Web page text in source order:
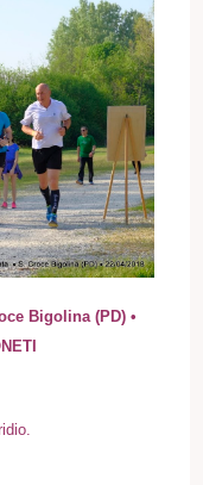
Bigolina (PD) •